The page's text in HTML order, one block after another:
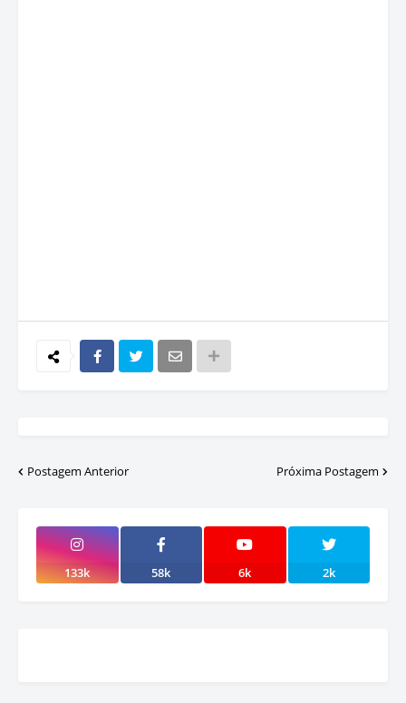
Postagem Anterior Próxima Postagem
133k 58k 6k 2k